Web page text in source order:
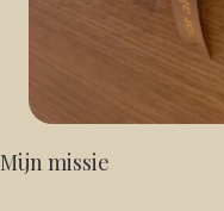
Mijn missie